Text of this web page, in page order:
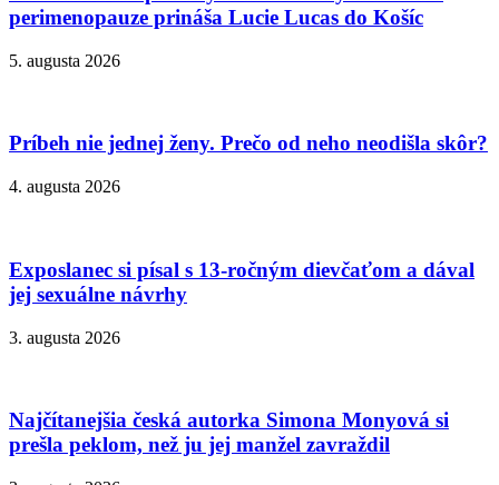
perimenopauze prináša Lucie Lucas do Košíc
5. augusta 2026
Príbeh nie jednej ženy. Prečo od neho neodišla skôr?
4. augusta 2026
Exposlanec si písal s 13-ročným dievčaťom a dával
jej sexuálne návrhy
3. augusta 2026
Najčítanejšia česká autorka Simona Monyová si
prešla peklom, než ju jej manžel zavraždil